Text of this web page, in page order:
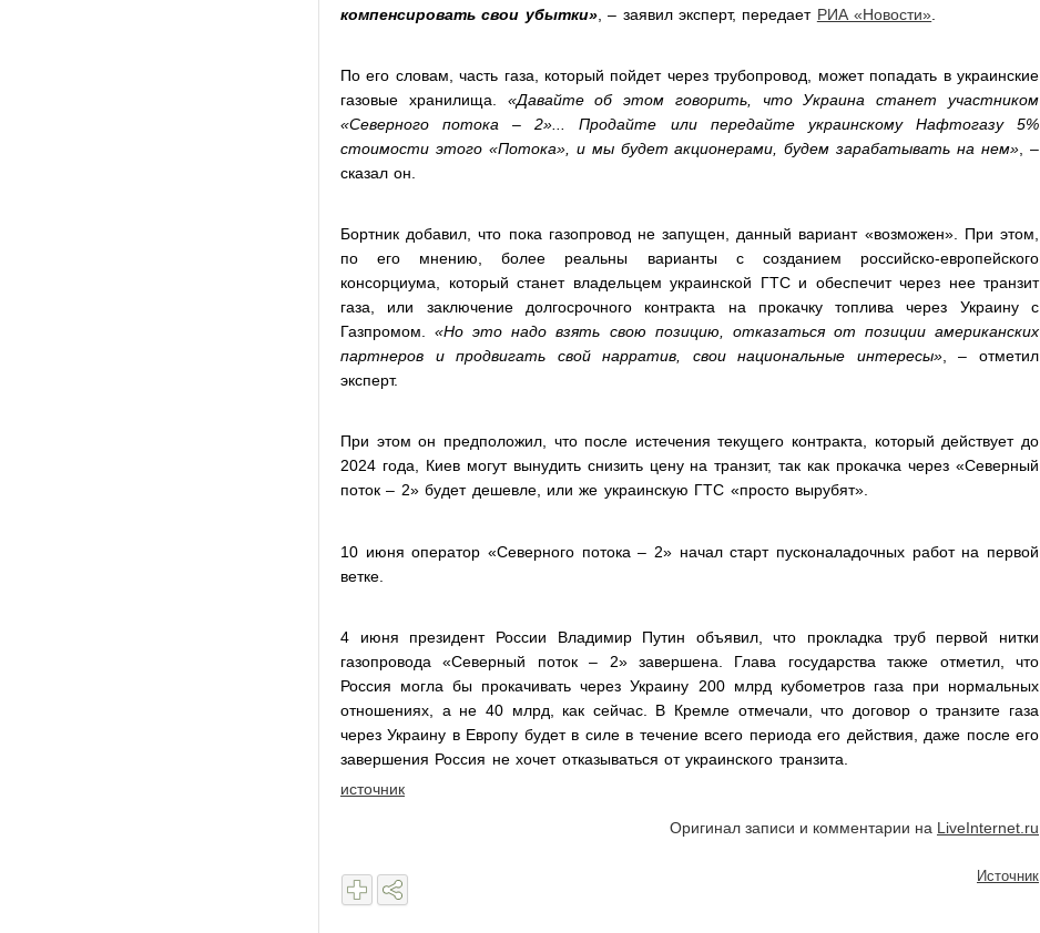
компенсировать свои убытки», – заявил эксперт, передает РИА «Новости»
По его словам, часть газа, который пойдет через трубопровод, может попадать в украинские
газовые хранилища. «Давайте об этом говорить, что Украина станет участником
«Северного потока – 2»... Продайте или передайте украинскому Нафтогазу 5%
стоимости этого «Потока», и мы будет акционерами, будем зарабатывать на нем» , –
сказал он.
Бортник добавил, что пока газопровод не запущен, данный вариант «возможен». При этом,
по его мнению, более реальны варианты с созданием российско-европейского
консорциума, который станет владельцем украинской ГТС и обеспечит через нее транзит
газа, или заключение долгосрочного контракта на прокачку топлива через Украину с
Газпромом.«Но это надо взять свою позицию, отказаться от позиции американских
партнеров и продвигать свой нарратив, свои национальные интересы», – отметил
эксперт.
При этом он предположил, что после истечения текущего контракта, который действует до
2024 года, Киев могут вынудить снизить цену на транзит, так как прокачка через «Северный
поток – 2» будет дешевле, или же украинскую ГТС «просто вырубят».
10 июня оператор «Северного потока – 2» начал старт пусконаладочных работ на первой
ветке.
4 июня президент России Владимир Путин объявил, что прокладка труб первой нитки
газопровода «Северный поток – 2» завершена. Глава государства также отметил, что
Россия могла бы прокачивать через Украину 200 млрд кубометров газа при нормальных
отношениях, а не 40 млрд, как сейчас. В Кремле отмечали, что договор о транзите газа
через Украину в Европу будет в силе в течение всего периода его действия, даже после его
завершения Россия не хочет отказываться от украинского транзита.
источник
Оригинал записи и комментарии на LiveInternet.ru
Источник